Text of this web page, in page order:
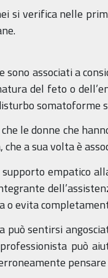
si verifica nelle
associati a
del feto o
somatoforme
le donne che
che a sua volta è
supporto empatico
o evita
può sentirsi
può